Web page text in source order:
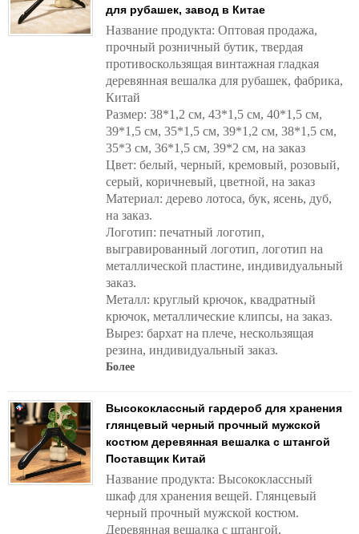
для рубашек, завод в Китае
Название продукта: Оптовая продажа,
прочный розничный бутик, твердая
противоскользящая винтажная гладкая
деревянная вешалка для рубашек, фабрика,
Китай
Размер: 38*1,2 см, 43*1,5 см, 40*1,5 см,
39*1,5 см, 35*1,5 см, 39*1,2 см, 38*1,5 см,
35*3 см, 36*1,5 см, 39*2 см, на заказ
Цвет: белый, черный, кремовый, розовый,
серый, коричневый, цветной, на заказ
Материал: дерево лотоса, бук, ясень, дуб,
на заказ.
Логотип: печатный логотип,
выгравированный логотип, логотип на
металлической пластине, индивидуальный
заказ.
Металл: круглый крючок, квадратный
крючок, металлические клипсы, на заказ.
Вырез: бархат на плече, нескользящая
резина, индивидуальный заказ.
Более
Высококлассный гардероб для хранения
глянцевый черный прочный мужской
костюм деревянная вешалка с штангой
Поставщик Китай
Название продукта: Высококлассный
шкаф для хранения вещей. Глянцевый
черный прочный мужской костюм.
Деревянная вешалка с штангой.